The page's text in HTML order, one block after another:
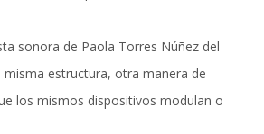
sonora de Paola Torres Núñez del
estructura, otra manera de
los mismos dispositivos modulan o